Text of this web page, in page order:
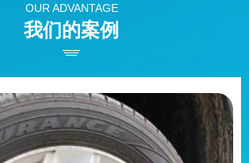
OUR ADVANTAGE
我们的案例